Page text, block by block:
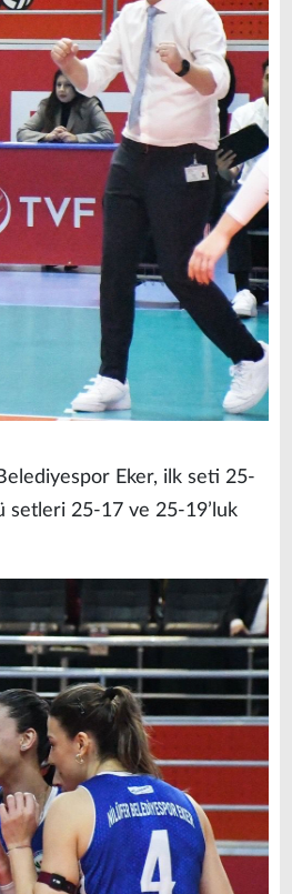
Eker, ilk seti 25-
setleri 25-17 ve 25-19’luk